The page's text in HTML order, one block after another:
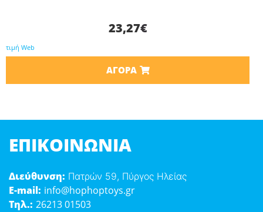
23,27€
τιμή Web
ΑΓΟΡΆ
ΕΠΙΚΟΙΝΩΝΊΑ
Διεύθυνση: Πατρών 59, Πύργος Ηλείας
E-mail: info@hophoptoys.gr
Τηλ.: 26213 01503